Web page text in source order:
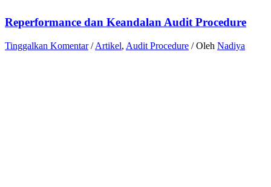
Reperformance dan Keandalan Audit Procedure
Tinggalkan Komentar /Artikel, Audit Procedure / Oleh Nadiya